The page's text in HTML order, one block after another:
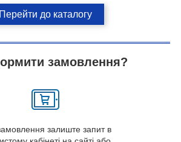
Перейти до каталогу
замовлення?
залиште запит в